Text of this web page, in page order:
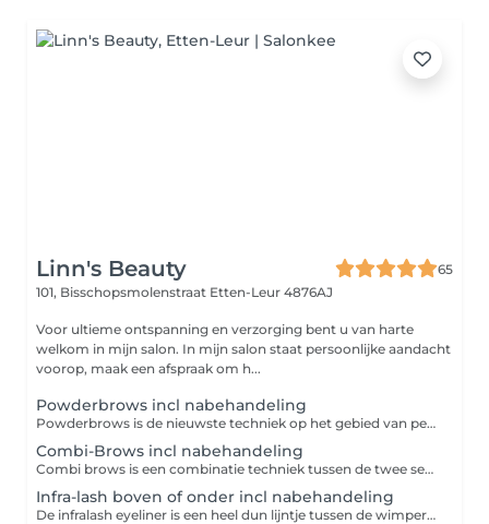
Linn's Beauty
65
101, Bisschopsmolenstraat Etten-Leur 4876AJ
Voor ultieme ontspanning en verzorging bent u van harte
welkom in mijn salon. In mijn salon staat persoonlijke aandacht
voorop, maak een afspraak om h...
Powderbrows incl nabehandeling
Powderbrows is de nieuwste techniek op het gebied van permanent make-up. Je nieuwe wenkbrauwvorm wordt eerst helemaal opgemeten en getekend met een potloodje waardoor je vooraf al de vorm ziet die je gaat krijgen. Hierdoor weet je hoe het eindresultaat er ongeveer gaat uitzien. Ook worden de wenkbrauwen vooraf geëpileerd. Na de eerste sessie vervaagd 50 tot 30% van de net geplaatste Powderbrows. Niet bij iedereen is dit hetzelfde. Dit verschilt per huid type. Genezingsproces: Dag 1-3: zeer donker Dag 4-10: barsten en plekken (geen kleur onder de plekken) Dag 11-28: licht kleur/vorm te zien Dag 29-35: kleur te zien Dag 36-50: kleur en vorm beter zichtbaar.
Combi-Brows incl nabehandeling
Combi brows is een combinatie techniek tussen de twee semi permanente make-up technieken: Hairstrokes & Powder Brows. Vaak worden er eerst op de nodige plekken hairstrokes gesplaatst (voorkantjes) en hierna wordt de Powder Brows (shading) techniek toegepast. Wat is het verschil tussen Powder Brows en combi Brows? Combi Brows is een hybride techniek die het beste van twee werelden combineert: hairstrokes, waarbij fijne lijntjes getekend worden die natuurlijke haartjes nabootsen, en powder brows, waarbij een poedereffect wordt gebruikt voor een vollere look. Genezingsproces: Dag 1-3: zeer donker Dag 4-10: barsten en plekken (geen kleur onder de plekken) Dag 11-28: licht kleur/vorm te zien Dag 29-35: kleur te zien Dag 36-50: kleur en vorm beter zichtbaar.
Infra-lash boven of onder incl nabehandeling
De infralash eyeliner is een heel dun lijntje tussen de wimper haartjes. Dit zorgt ervoor dat je wimpers voller lijken. Bovendien zorgt deze techniek voor een natuurlijk effect. Je ogen zullen meer opvallen groter lijken door de infralash techniek. De techniek is voor iedereen die er niet té opgemaakt wilt uit zien maar wel een frisse ooglook wilt.